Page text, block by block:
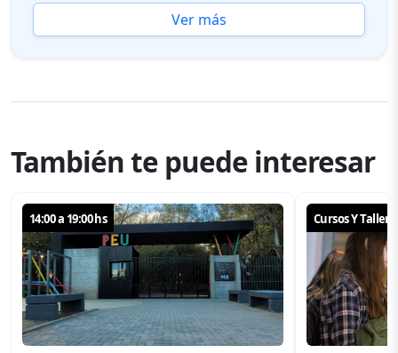
Ver más
También te puede interesar
14:00 a 19:00 hs Cursos Y